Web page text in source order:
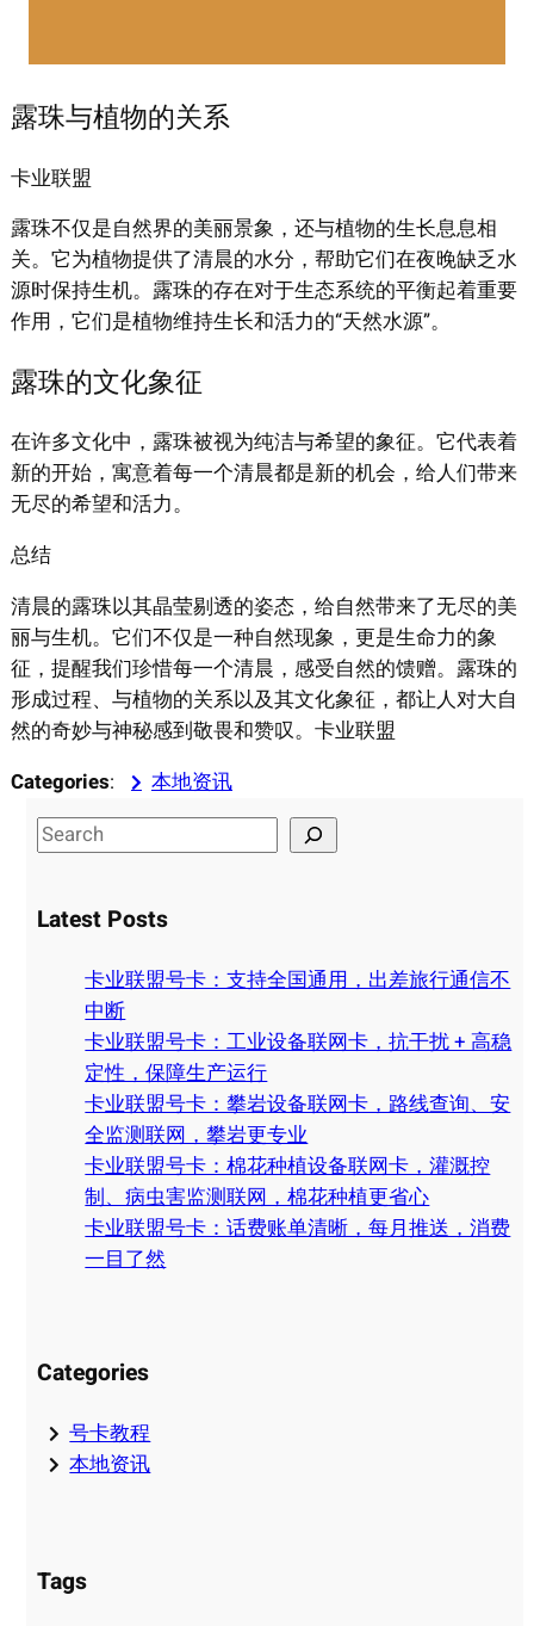
露珠与植物的关系
卡业联盟
露珠不仅是自然界的美丽景象，还与植物的生长息息相
关。它为植物提供了清晨的水分，帮助它们在夜晚缺乏水
源时保持生机。露珠的存在对于生态系统的平衡起着重要
作用，它们是植物维持生长和活力的“天然水源”。
露珠的文化象征
在许多文化中，露珠被视为纯洁与希望的象征。它代表着
新的开始，寓意着每一个清晨都是新的机会，给人们带来
无尽的希望和活力。
总结
清晨的露珠以其晶莹剔透的姿态，给自然带来了无尽的美
丽与生机。它们不仅是一种自然现象，更是生命力的象
征，提醒我们珍惜每一个清晨，感受自然的馈赠。露珠的
形成过程、与植物的关系以及其文化象征，都让人对大自
然的奇妙与神秘感到敬畏和赞叹。卡业联盟
Categories:
本地资讯
S
e
r
Latest Posts
卡业联盟号卡：支持全国通用，出差旅行通信不
中断
卡业联盟号卡：工业设备联网卡，抗干扰 + 高稳
定性，保障生产运行
卡业联盟号卡：攀岩设备联网卡，路线查询、安
全监测联网，攀岩更专业
卡业联盟号卡：棉花种植设备联网卡，灌溉控
制、病虫害监测联网，棉花种植更省心
卡业联盟号卡：话费账单清晰，每月推送，消费
一目了然
Categories
号卡教程
本地资讯
Tags